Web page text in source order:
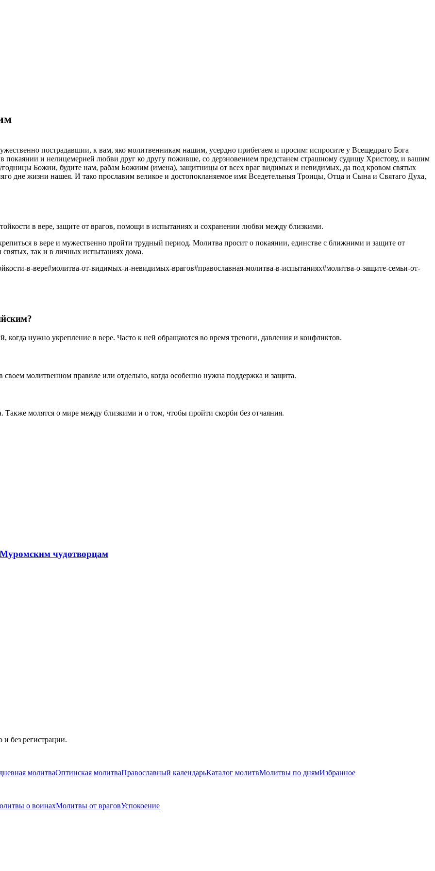
пострадавшии, к вам, яко молитвенникам нашим, усердно прибегаем и просим: испросите у Всещедраго Бога
и нелицемерней любви друг ко другу поживше, со дерзновением предстанем страшному судищу Христову, и вашим
Божии, будите нам, рабам Божиим (имена), защитницы от всех враг видимых и невидимых, да под кровом святых
дне жизни нашея. И тако прославим великое и достопокланяемое имя Вседетельныя Троицы, Отца и Сына и Святаго Духа,
в вере, защите от врагов, помощи в испытаниях и сохранении любви между близкими.
в вере и мужественно пройти трудный период. Молитва просит о покаянии, единстве с ближними и защите от
так и в личных испытаниях дома.
в-вере#молитва-от-видимых-и-невидимых-врагов#православная-молитва-в-испытаниях#молитва-о-защите-семьи-от-
нужно укрепление в вере. Часто к ней обращаются во время тревоги, давления и конфликтов.
молитвенном правиле или отдельно, когда особенно нужна поддержка и защита.
Также молятся о мире между близкими и о том, чтобы пройти скорби без отчаяния.
чудотворцам
без регистрации.
молитваОптинская молитваПравославный календарьКаталог молитвМолитвы по днямИзбранное
о воинахМолитвы от враговУспокоение